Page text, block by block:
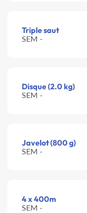
Triple saut
SEM -
Disque (2.0 kg)
SEM -
Javelot (800 g)
SEM -
4 x 400m
SEM -